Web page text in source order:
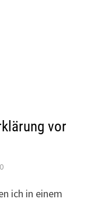
vor
0
ich in einem